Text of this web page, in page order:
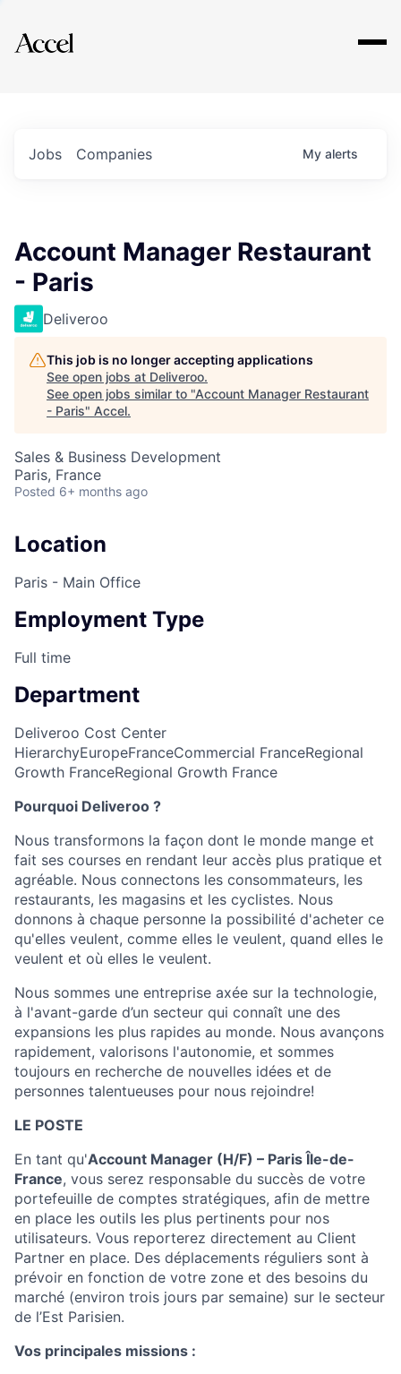
Explore
Jobs Companies My alerts
Account Manager Restaurant
- Paris
Deliveroo
This job is no longer accepting applications
See open jobs at Deliveroo.
See open jobs similar to "Account Manager Restaurant
- Paris" Accel.
Sales & Business Development
Paris, France
Posted 6+ months ago
Location
Paris - Main Office
Employment Type
Full time
Department
Deliveroo Cost Center
HierarchyEuropeFranceCommercial FranceRegional
Growth FranceRegional Growth France
Pourquoi Deliveroo ?
Nous transformons la façon dont le monde mange et
fait ses courses en rendant leur accès plus pratique et
agréable. Nous connectons les consommateurs, les
restaurants, les magasins et les cyclistes. Nous
donnons à chaque personne la possibilité d'acheter ce
qu'elles veulent, comme elles le veulent, quand elles le
veulent et où elles le veulent.
Nous sommes une entreprise axée sur la technologie,
à l'avant-garde d’un secteur qui connaît une des
expansions les plus rapides au monde. Nous avançons
rapidement, valorisons l'autonomie, et sommes
toujours en recherche de nouvelles idées et de
personnes talentueuses pour nous rejoindre!
LE POSTE
En tant qu'Account Manager (H/F) – Paris Île-de-
France, vous serez responsable du succès de votre
portefeuille de comptes stratégiques, afin de mettre
en place les outils les plus pertinents pour nos
utilisateurs. Vous reporterez directement au Client
Partner en place. Des déplacements réguliers sont à
prévoir en fonction de votre zone et des besoins du
marché (environ trois jours par semaine) sur le secteur
de l’Est Parisien.
Vos principales missions :